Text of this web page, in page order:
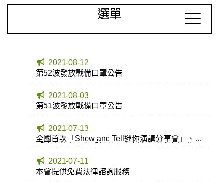
選單
2021-08-12
第52波發放戰備口罩公告
2021-08-03
第51波發放戰備口罩公告
2021-07-13
全國首次「Show and Tell迷你演講分享會」、
「燒瓷競賽」與「基礎及臨床論文貼式海報發
成果！2021-07-11
本會提供免費法律諮詢服務